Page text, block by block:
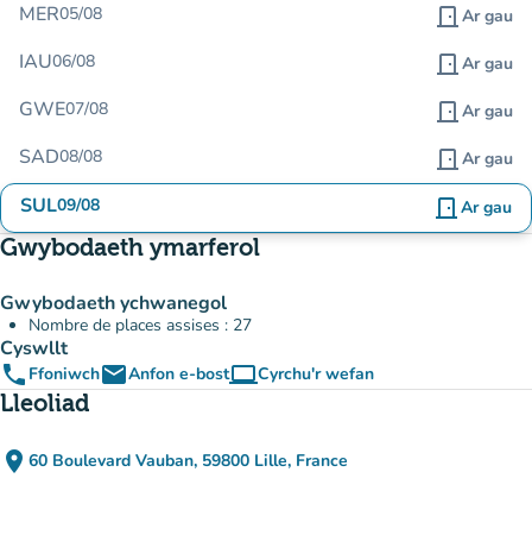
MER05/08 door_front Ar gau
IAU06/08 door_front Ar gau
GWE07/08 door_front Ar gau
SAD08/08 door_front Ar gau
SUL09/08 door_front Ar gau
Gwybodaeth ymarferol
Gwybodaeth ychwanegol
Nombre de places assises : 27
Cyswllt
phone FfoniwchemailAnfon e-bostcomputerCyrchu'r wefan
(tab newydd)
Lleoliad
place 60 Boulevard Vauban, 59800 Lille, France
(agor yn Google Maps)
(tab newydd)